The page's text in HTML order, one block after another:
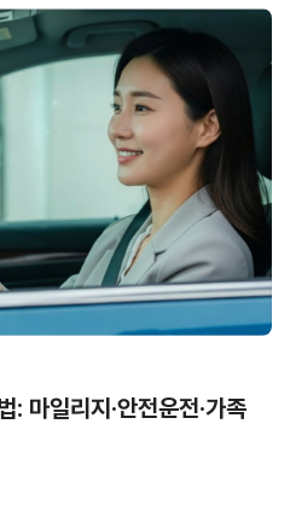
: 마일리지·안전운전·가족